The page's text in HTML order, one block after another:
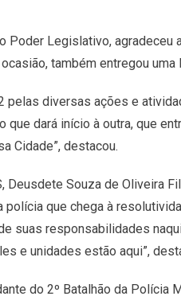
Poder Legislativo,
também entregou
pelas diversas ações e
dará início à outra, que
Cidade”, destacou.
Deusdete Souza de Oliveira
que chega à
suas responsabilidades
e unidades estão aqui”,
do 2º Batalhão da